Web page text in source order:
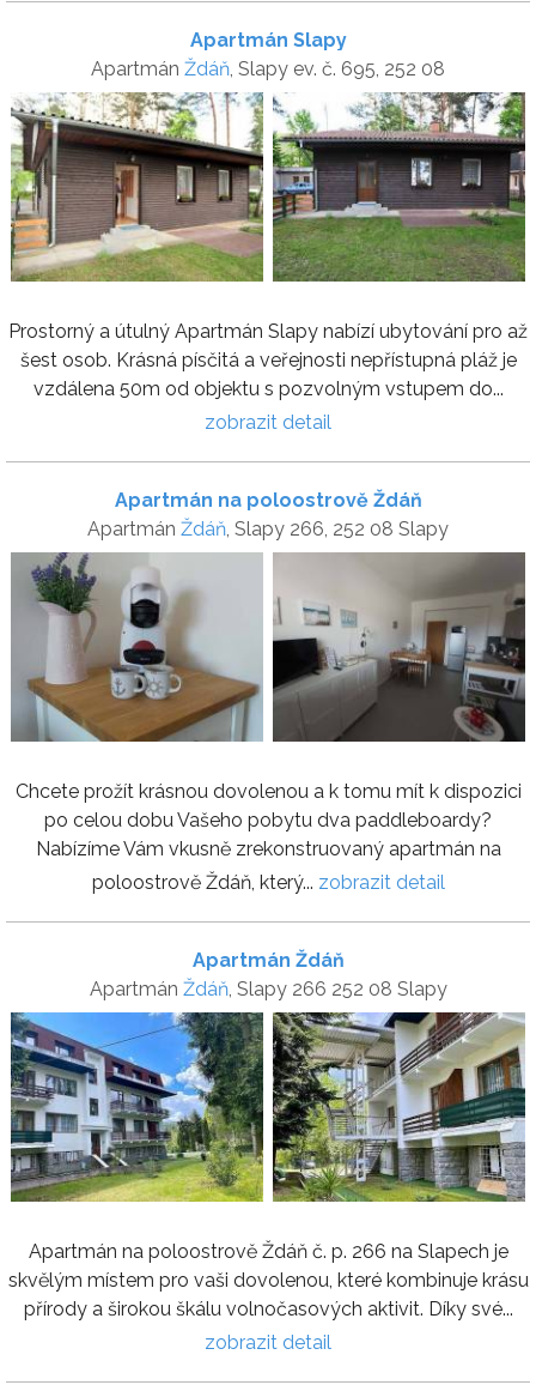
Apartmán Slapy
Apartmán Ždáň , Slapy ev. č. 695, 252 08
Prostorný a útulný Apartmán Slapy nabízí ubytování pro až
šest osob. Krásná písčitá a veřejnosti nepřístupná pláž je
vzdálena 50m od objektu s pozvolným vstupem do...
zobrazit detail
Apartmán na poloostrově Ždáň
Apartmán Ždáň, Slapy 266, 252 08 Slapy
Chcete prožít krásnou dovolenou a k tomu mít k dispozici
po celou dobu Vašeho pobytu dva paddleboardy?
Nabízíme Vám vkusně zrekonstruovaný apartmán na
poloostrově Ždáň, který... zobrazit detail
Apartmán Ždáň
Apartmán Ždáň, Slapy 266 252 08 Slapy
Apartmán na poloostrově Ždáň č. p. 266 na Slapech je
skvělým místem pro vaši dovolenou, které kombinuje krásu
přírody a širokou škálu volnočasových aktivit. Díky své...
zobrazit detail